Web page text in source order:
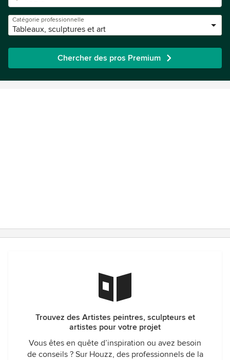
Catégorie professionnelle
Tableaux, sculptures et art
Chercher des pros Premium
Trouvez des Artistes peintres, sculpteurs et
artistes pour votre projet
Vous êtes en quête d’inspiration ou avez besoin
de conseils ? Sur Houzz, des professionnels de la